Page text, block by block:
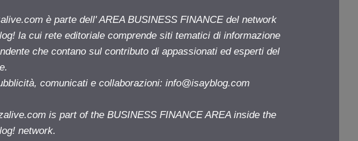
è parte dell' AREA BUSINESS FINANCE del network
la cui rete editoriale comprende siti tematici di informazione
che contano sul contributo di appassionati ed esperti del
comunicati e collaborazioni: info@isayblog.com
is part of the BUSINESS FINANCE AREA inside the
network.